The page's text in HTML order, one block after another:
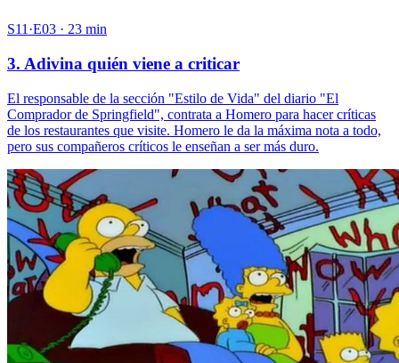
S11·E03 · 23 min
3. Adivina quién viene a criticar
El responsable de la sección "Estilo de Vida" del diario "El
Comprador de Springfield", contrata a Homero para hacer críticas
de los restaurantes que visite. Homero le da la máxima nota a todo,
pero sus compañeros críticos le enseñan a ser más duro.